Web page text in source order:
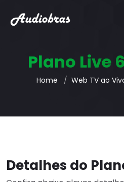
Plano Live
Home Web TV ao
Detalhes do